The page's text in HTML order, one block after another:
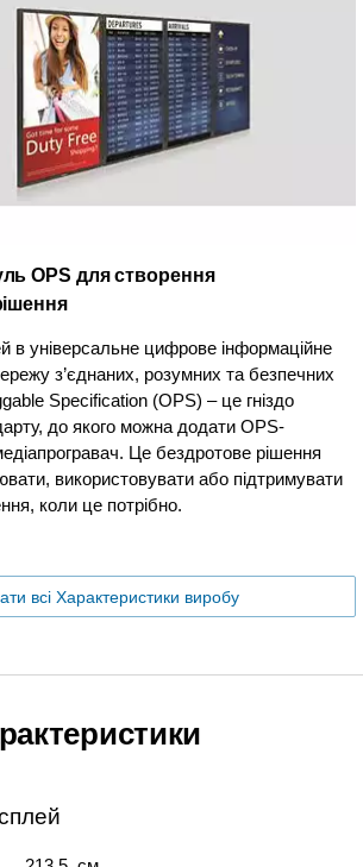
OPS для створення
в універсальне цифрове інформаційне
з’єднаних, розумних та безпечних
Specification (OPS) – це гніздо
до якого можна додати OPS-
Це бездротове рішення
використовувати або підтримувати
коли це потрібно.
всі Характеристики виробу